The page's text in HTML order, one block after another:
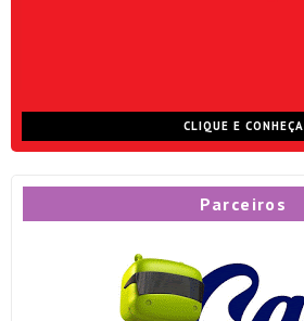
CLIQUE E CONHEÇA
Parceiros